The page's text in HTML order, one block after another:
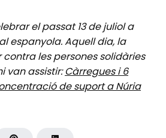
el passat 13 de juliol a
espanyola. Aquell dia, la
les persones solidàries
van assistir:Càrregues i 6
de suport a Núria